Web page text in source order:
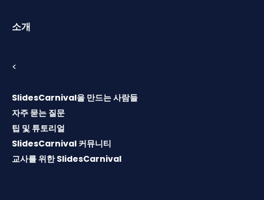
소개
<
SlidesCarnival을 만드는 사람들
자주 묻는 질문
팁 및 튜토리얼
SlidesCarnival 커뮤니티
교사를 위한 SlidesCarnival